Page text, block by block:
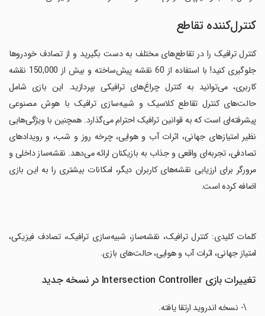
کنترل‌کننده تقاطع
کنترل ترافیک را در تقاطع‌های مختلف به دست بگیرید و از تصادف خودروها
جلوگیری کنید! با استفاده از 60 نقشه پیش‌ساخته و بیش از 150,000 نقشه
کاربری، می‌توانید به کنترل چراغ‌های ترافیکی بپردازید. این بازی شامل
حالت‌های کنترل تقاطع کلاسیک و شبیه‌سازی ترافیک با هوش مصنوعی
پیشرفته‌ای است که به قوانین ترافیک احترام می‌گذارد. همچنین با ویژگی‌هایی
نظیر امتیازهای جهانی، اثرات آب و هوایی، چرخه روز و شب، و رویدادهای
تصادفی، تجربه‌ای واقعی و جذاب به بازیکنان ارائه می‌دهد. نقشه‌ساز داخلی و
مرورگر برای ارزیابی نقشه‌های کاربران دیگر، امکانات بیشتری را به این بازی
اضافه کرده است.
‏کلمات کلیدی: کنترل ترافیک، نقشه‌ساز، شبیه‌سازی ترافیک، تصادف فیزیکی،
امتیاز جهانی، اثرات آب و هوایی، حالت‌های بازی.
تغییرات بازی Intersection Controller در نسخه جدید
\- نسخه اندروید ارتقا یافته.